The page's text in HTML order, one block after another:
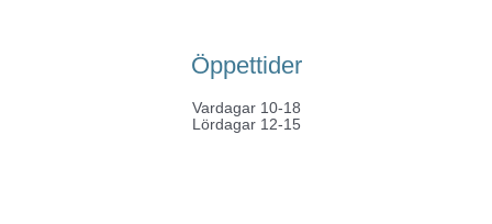
Öppettider
Vardagar 10-18
Lördagar 12-15